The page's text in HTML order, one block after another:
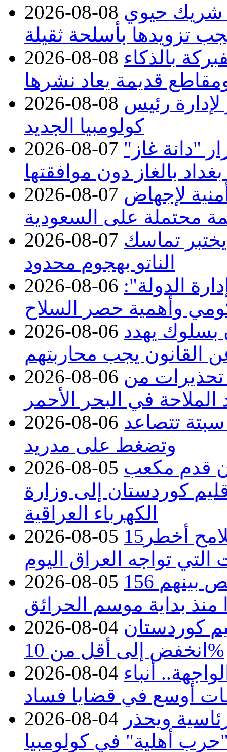
2026-08-08 شريك حيوي
تزويدها بأسلحة ثقيلة
2026-08-08 بالذكاء
قديمة يعاد نشرها
2026-08-08 رئيس
كولومبيا الجديد
2026-08-07 "دانة غاز"
بالغاز دون موافقتها
2026-08-07 لإجهاض
محتملة على السعودية
2026-08-07 يختبر تماسك
الناتو بهجوم محدود
2026-08-06 الدولة":
وأهمية حصر السلاح
2026-08-06 بسلوك يهدد
القانون يجب محاربتهم
2026-08-06 من
الملاحة في البحر الأحمر
2026-08-06 تتصاعد
وتضغط على مدريد
2026-08-05 توريد 100 مليون قدم مكعب
كوردستان إلى وزارة
الكهرباء العراقية
2026-08-05 15كارثة بيئية ومناخية ترسم ملامح أخطر
التي تواجه العراق اليوم
2026-08-05 حرائق فرنسا.. توقيف 402 شخص بينهم 156
منذ بداية موسم الحرائق
2026-08-04 كوردستان
انخفض إلى أقل من 10%
2026-08-04 أنباء
أوسع في قضايا فساد
2026-08-04 ويحذر
أهلية" في كولومبيا